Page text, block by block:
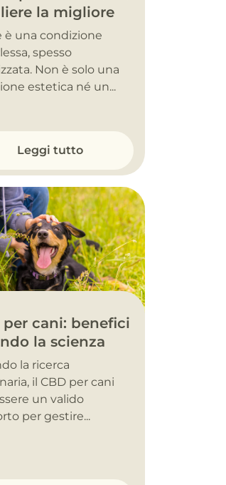
la migliore
è una condizione
spesso
Non è solo una
estetica né un...
Leggi tutto
per cani: benefici
la scienza
la ricerca
il CBD per cani
un valido
per gestire...